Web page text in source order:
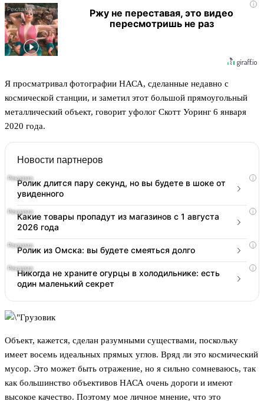
i
Ржу не переставая, это видео
пересмотришь не раз
Я просматривал фотографии НАСА, сделанные недавно с
космической станции, и заметил этот большой прямоугольный
металлический объект, говорит уфолог Скотт Уоринг 6 января
2020 года.
Новости партнеров
i
Ролик длится пару секунд, но вы будете в шоке от
увиденного
i
Какие товары пропадут из магазинов с 1 августа
2026 года
i
Ролик из Омска: вы будете смеяться долго
i
Никогда не храните огурцы в холодильнике: есть
один маленький секрет
Объект, кажется, сделан разумными существами, поскольку
имеет восемь идеальных прямых углов. Вряд ли это космический
мусор. Это может быть отражение, но я сильно сомневаюсь, так
как большинство объективов НАСА очень дороги и имеют
высокое качество. Поэтому мое личное мнение, что это